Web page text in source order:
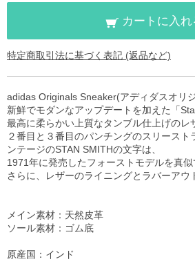
カートに入れ
特定商取引法に基づく表記 (返品など)
adidas Originals Sneaker(アディダスオリ
新鮮でモダンなアップデートを加えた「
最高に柔らかい上質なタンブル仕上げのレ
２番目と３番目のパンチングのスリース
ンテージのSTAN SMITHの文字は、
1971年に発売したフォーストモデルを真似
さらに、レザーのライニングとラバーアウ
メイン素材：天然皮革
ソール素材：ゴム底
原産国：インド